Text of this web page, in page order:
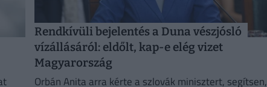
Rendkívüli bejelentés a Duna vészjósló
vízállásáról: eldőlt, kap-e elég vizet
Magyarország
Orbán Anita arra kérte a szlovák minisztert, segítsen,